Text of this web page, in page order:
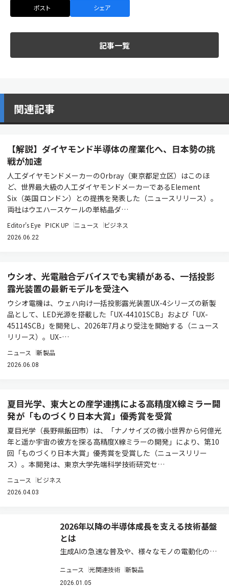
ポスト シェア
記事一覧
関連記事
【解説】ダイヤモンド半導体の産業化へ、日本勢の挑
戦が加速
人工ダイヤモンドメーカーのOrbray（東京都足立区）はこのほ
ど、世界最大級の人工ダイヤモンドメーカーであるElement
Six（英国 ロンドン）との提携を発表した（ニュースリリース）。
両社はウエハースケールの単結晶ダ…
Editor's Eye PICK UP ニュース ビジネス
2026.06.22
ウシオ、光電融合デバイスでも実績がある、一括投影
露光装置の最新モデルを受注へ
ウシオ電機は、ウェハ向け一括投影露光装置UX-4シリーズの新製
品として、LED光源を搭載した「UX-44101SCB」および「UX-
45114SCB」を開発し、2026年7月より受注を開始する（ニュース
リリース）。UX-…
ニュース 新製品
2026.06.08
夏目光学、東大との産学連携による高精度X線ミラー開
発が「ものづくり日本大賞」優秀賞を受賞
夏目光学（長野県飯田市）は、「ナノサイズの微小世界から何億光
年と遥か宇宙の彼方を探る高精度X線ミラーの開発」により、第10
回「ものづくり日本大賞」優秀賞を受賞した（ニュースリリー
ス）。本開発は、東京大学先端科学技術研究セ…
ニュース ビジネス
2026.04.03
2026年以降の半導体成長を支える技術基盤
とは
生成AIの急速な普及や、様々なモノの電動化の進
的な成長軌道を描くと見込まれている。先端ロジ
ック半導体では、AI処理能力のさらなる高度化に
ニュース 光関連技術 新製品
2026.01.05